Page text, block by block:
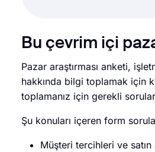
Bu çevrim içi
Pazar araştırması anketi,
hakkında bilgi toplamak için
toplamanız için gerekli
Şu konuları içeren form
Müşteri tercihleri ve satın